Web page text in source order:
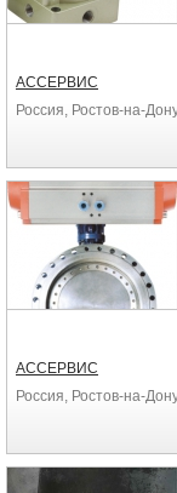
АССЕРВИС
Россия, Ростов-на-
АССЕРВИС
Россия, Ростов-на-